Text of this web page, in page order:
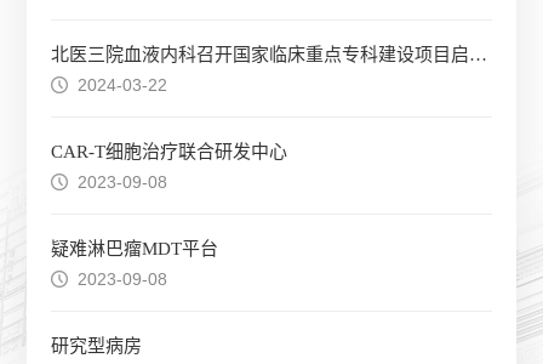
北医三院血液内科召开国家临床重点专科建设项目启动会
2024-03-22
CAR-T细胞治疗联合研发中心
2023-09-08
疑难淋巴瘤MDT平台
2023-09-08
研究型病房